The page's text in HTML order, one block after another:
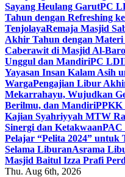
Sayang Heulang GarutPC
Tahun dengan Refreshing
TenjolayaRemaja Masjid
Akhir Tahun dengan
Caberawit di Masjid Al-
Unggul dan MandiriPC
Yayasan Insan Kalam Asih
WargaPengajian Libur
Mekarrahayu, Wujudkan
Berilmu, dan MandiriPPKK
Kajian Syahriyyah MTW
Sinergi dan KetakwaanPAC
Pelajar “Pelita 2024”
Selama LiburanAsrama
Masjid Baitul Izza Prafi
Thu. Aug 6th, 2026